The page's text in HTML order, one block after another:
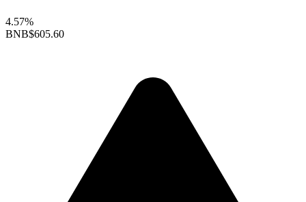
4.57%
BNB$605.60